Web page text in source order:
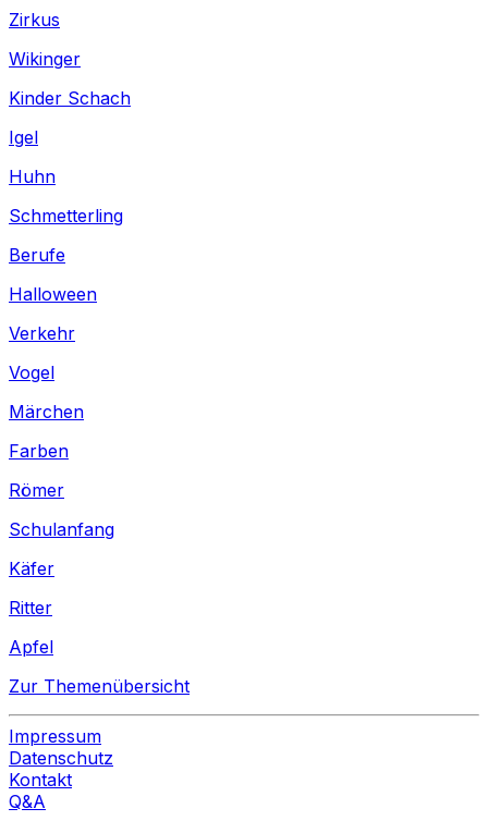
Zirkus
Wikinger
Kinder Schach
Igel
Huhn
Schmetterling
Berufe
Halloween
Verkehr
Vogel
Märchen
Farben
Römer
Schulanfang
Käfer
Ritter
Apfel
Zur Themenübersicht
Impressum
Datenschutz
Kontakt
Q&A